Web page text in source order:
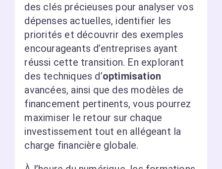
des clés précieuses pour analyser vos
dépenses actuelles, identifier les
priorités et découvrir des exemples
encourageants d’entreprises ayant
réussi cette transition. En explorant
des techniques d’optimisation
avancées, ainsi que des modèles de
financement pertinents, vous pourrez
maximiser le retour sur chaque
investissement tout en allégeant la
charge financière globale.